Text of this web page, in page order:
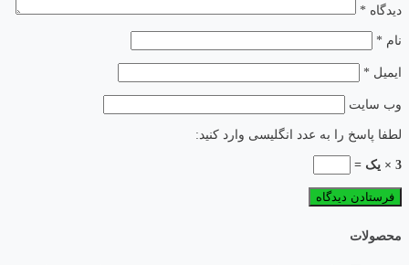
دیدگاه *
نام *
ایمیل *
وب‌ سایت
لطفا پاسخ را به عدد انگلیسی وارد کنید:
3 × یک =
محصولات